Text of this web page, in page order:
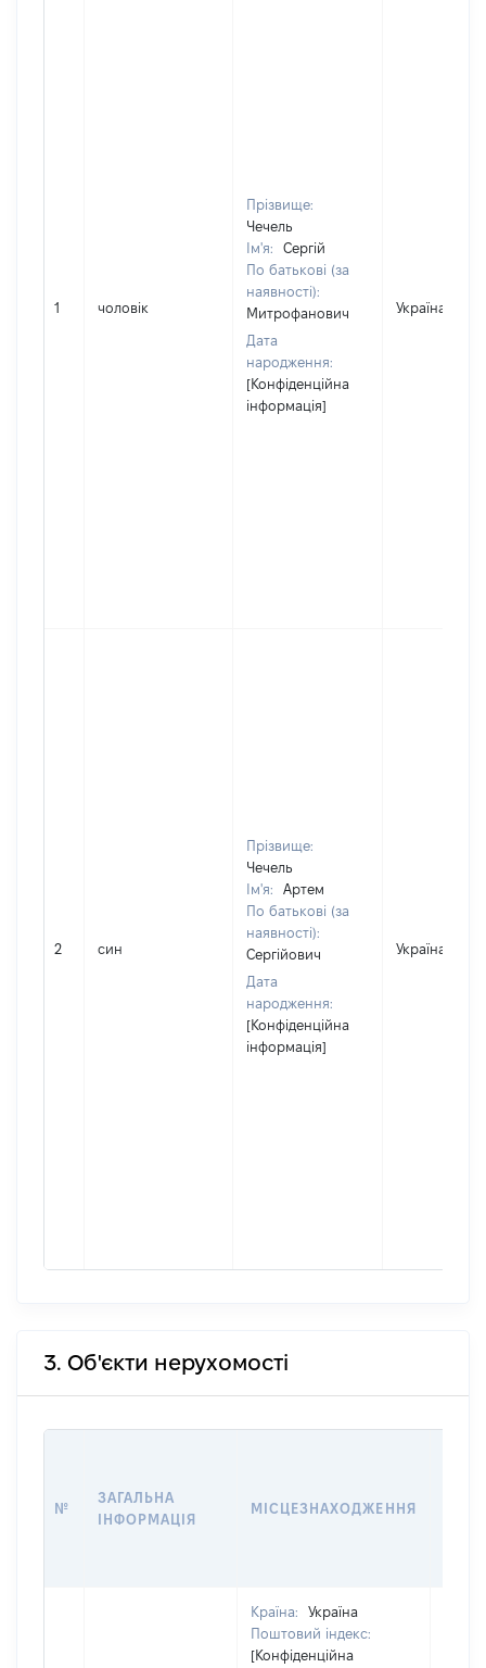
1 чоловік
Прізвище:
Чечель
Ім'я:
Сергій
По батькові (за
наявності):
Митрофанович
Дата
народження:
[Конфіденційна
інформація]
Україна
2 син
Прізвище:
Чечель
Ім'я:
Артем
По батькові (за
наявності):
Сергійович
Дата
народження:
[Конфіденційна
інформація]
Україна
3. Об'єкти нерухомості
№
ЗАГАЛЬНА
ІНФОРМАЦІЯ
МІСЦЕЗНАХОДЖЕННЯ
Країна:
Україна
Поштовий індекс:
[Конфіденційна